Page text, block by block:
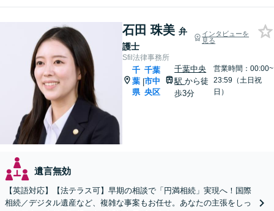
石田 珠美 弁
護士
インタビューを
見る
Sfil法律事務所
千
葉
県
|
千葉
市中
央区
千葉中央
駅から徒
歩3分
営業時間：00:00~
23:59（土日祝
日）
遺言無効
【英語対応】【法テラス可】早期の相談で「円満相続」実現へ！国際
相続／デジタル遺産など、複雑な事案もお任せ。あなたの主張をしっ